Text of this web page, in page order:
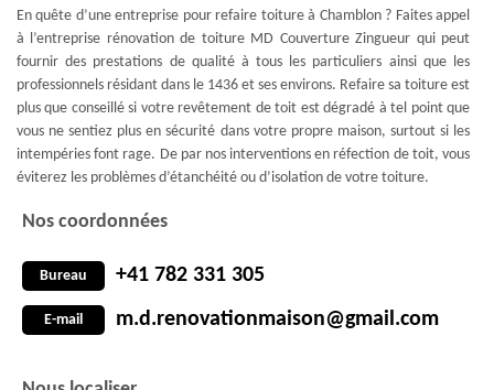
En quête d’une entreprise pour refaire toiture à Chamblon ? Faites appel
à l’entreprise rénovation de toiture MD Couverture Zingueur qui peut
fournir des prestations de qualité à tous les particuliers ainsi que les
professionnels résidant dans le 1436 et ses environs. Refaire sa toiture est
plus que conseillé si votre revêtement de toit est dégradé à tel point que
vous ne sentiez plus en sécurité dans votre propre maison, surtout si les
intempéries font rage. De par nos interventions en réfection de toit, vous
éviterez les problèmes d’étanchéité ou d’isolation de votre toiture.
Nos coordonnées
Bureau +41 782 331 305
E-mail m.d.renovationmaison@gmail.com